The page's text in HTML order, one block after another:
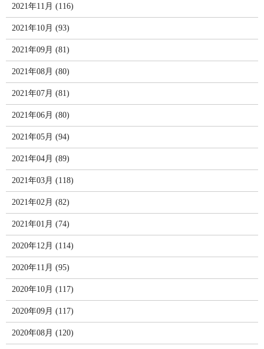
2021年11月 (116)
2021年10月 (93)
2021年09月 (81)
2021年08月 (80)
2021年07月 (81)
2021年06月 (80)
2021年05月 (94)
2021年04月 (89)
2021年03月 (118)
2021年02月 (82)
2021年01月 (74)
2020年12月 (114)
2020年11月 (95)
2020年10月 (117)
2020年09月 (117)
2020年08月 (120)